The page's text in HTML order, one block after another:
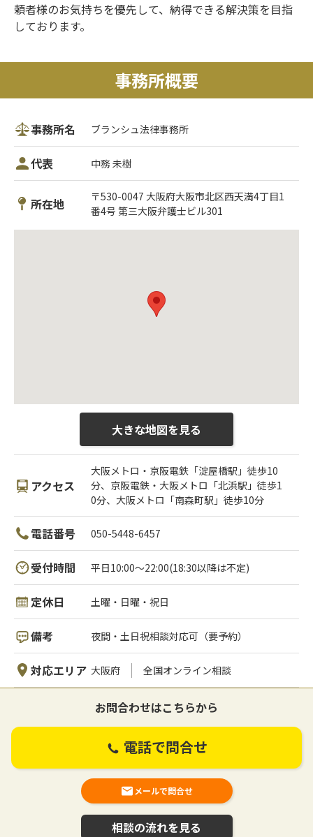
頼者様のお気持ちを優先して、納得できる解決策を目指
しております。
事務所概要
事務所名 ブランシュ法律事務所
代表 中務 未樹
所在地
〒530-0047 大阪府大阪市北区西天満4丁目1
番4号 第三大阪弁護士ビル301
大きな地図を見る
アクセス
大阪メトロ・京阪電鉄「淀屋橋駅」徒歩10
分、京阪電鉄・大阪メトロ「北浜駅」徒歩1
0分、大阪メトロ「南森町駅」徒歩10分
電話番号 050-5448-6457
受付時間 平日10:00〜22:00(18:30以降は不定)
定休日 土曜・日曜・祝日
備考 夜間・土日祝相談対応可（要予約）
対応エリア 大阪府 全国オンライン相談
お問合わせはこちらから
電話で問合せ
メールで問合せ
相談の流れを見る